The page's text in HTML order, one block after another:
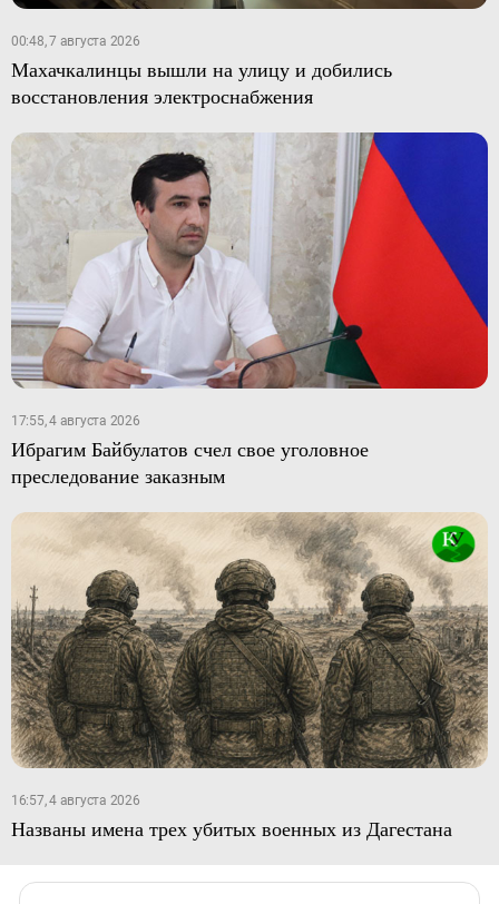
00:48, 7 августа 2026
Махачкалинцы вышли на улицу и добились
восстановления электроснабжения
17:55, 4 августа 2026
Ибрагим Байбулатов счел свое уголовное
преследование заказным
16:57, 4 августа 2026
Названы имена трех убитых военных из Дагестана